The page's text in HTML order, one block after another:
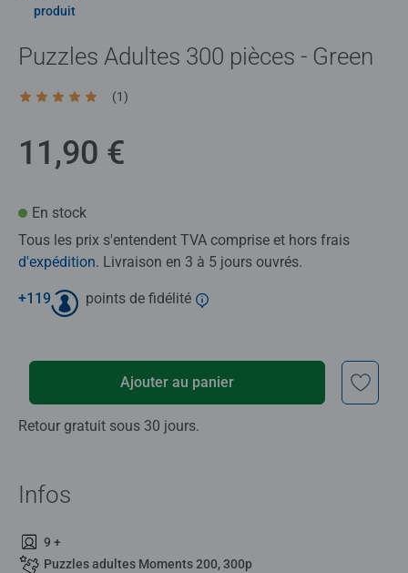
produit
Puzzles Adultes 300 pièces - Green
Average rating 5,0 out of 5 stars.
(1)
11,90 €
En stock
Tous les prix s'entendent TVA comprise et hors frais
d'expédition. Livraison en 3 à 5 jours ouvrés.
+119 points de fidélité
Ajouter au panier
Retour gratuit sous 30 jours.
Infos
9 +
Puzzles adultes Moments 200, 300p